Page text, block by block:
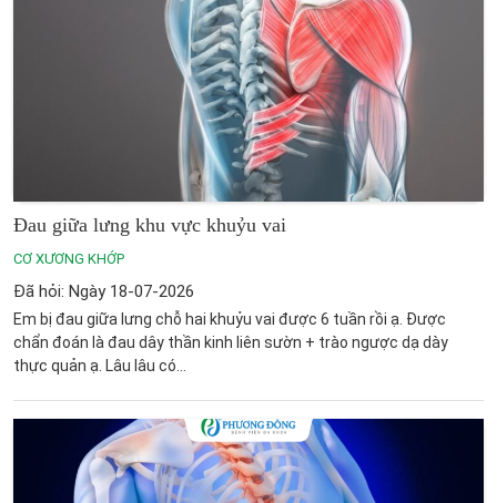
Đau giữa lưng khu vực khuỷu vai
CƠ XƯƠNG KHỚP
Đã hỏi: Ngày 18-07-2026
Em bị đau giữa lưng chỗ hai khuỷu vai được 6 tuần rồi ạ. Được
chẩn đoán là đau dây thần kinh liên sườn + trào ngược dạ dày
thực quản ạ. Lâu lâu có...